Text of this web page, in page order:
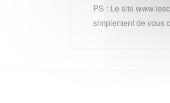
PS : Le site
simplement de vous